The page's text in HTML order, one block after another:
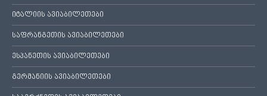
იტალიის ავიაბილეთები
საფრანგეთის ავიაბილეთები
ესპანეთის ავიაბილეთები
გერმანიის ავიაბილეთები